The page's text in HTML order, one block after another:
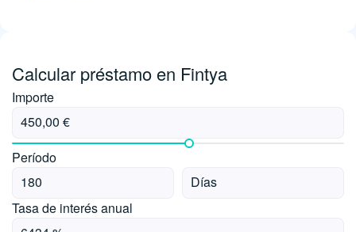
Calcular préstamo en Fintya
Importe
Período
Tasa de interés anual